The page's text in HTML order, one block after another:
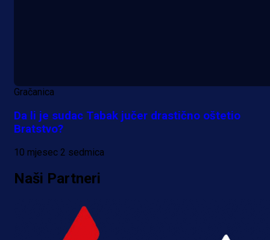
Gračanica
Da li je sudac Tabak jučer drastično oštetio
Bratstvo?
10 mjesec 2 sedmica
Naši Partneri